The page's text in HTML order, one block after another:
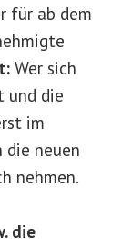
für ab dem
Wer sich
und die
im
die neuen
nehmen.
die